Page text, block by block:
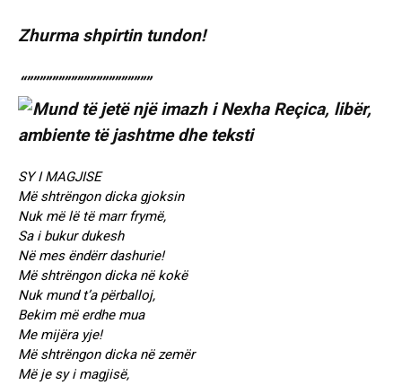
Zhurma shpirtin tundon!
“””””””””””””””””””””
SY I MAGJISE
Më shtrëngon dicka gjoksin
Nuk më lë të marr frymë,
Sa i bukur dukesh
Në mes ëndërr dashurie!
Më shtrëngon dicka në kokë
Nuk mund t’a përballoj,
Bekim më erdhe mua
Me mijëra yje!
Më shtrëngon dicka në zemër
Më je sy i magjisë,